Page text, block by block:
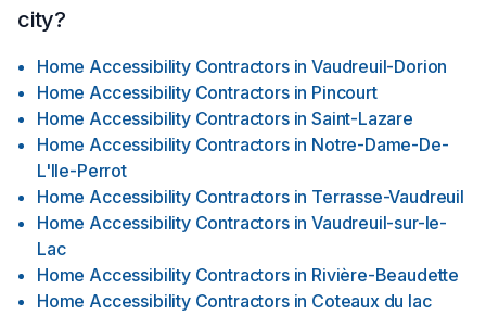
city?
Home Accessibility Contractors in Vaudreuil-Dorion
Home Accessibility Contractors in Pincourt
Home Accessibility Contractors in Saint-Lazare
Home Accessibility Contractors in Notre-Dame-De-
L'Ile-Perrot
Home Accessibility Contractors in Terrasse-Vaudreuil
Home Accessibility Contractors in Vaudreuil-sur-le-
Lac
Home Accessibility Contractors in Rivière-Beaudette
Home Accessibility Contractors in Coteaux du lac